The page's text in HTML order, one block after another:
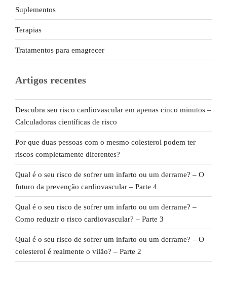
Suplementos
Terapias
Tratamentos para emagrecer
Artigos recentes
Descubra seu risco cardiovascular em apenas cinco minutos –
Calculadoras científicas de risco
Por que duas pessoas com o mesmo colesterol podem ter
riscos completamente diferentes?
Qual é o seu risco de sofrer um infarto ou um derrame? – O
futuro da prevenção cardiovascular – Parte 4
Qual é o seu risco de sofrer um infarto ou um derrame? –
Como reduzir o risco cardiovascular? – Parte 3
Qual é o seu risco de sofrer um infarto ou um derrame? – O
colesterol é realmente o vilão? – Parte 2